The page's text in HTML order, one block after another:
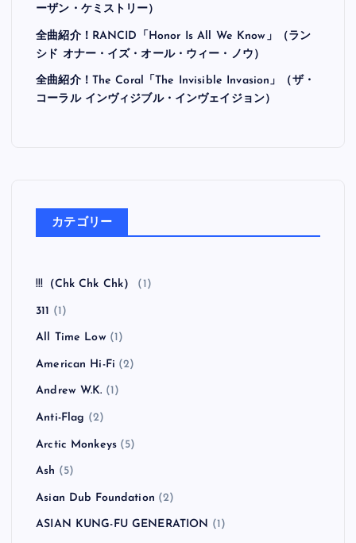
ーザン・ケミストリー）
全曲紹介！RANCID「Honor Is All We Know」（ラン
シド オナー・イズ・オール・ウィー・ノウ）
全曲紹介！The Coral「The Invisible Invasion」（ザ・
コーラル インヴィジブル・インヴェイジョン）
カテゴリー
!!!（Chk Chk Chk） (1)
311 (1)
All Time Low(1)
American Hi-Fi (2)
Andrew W.K. (1)
Anti-Flag (2)
Arctic Monkeys (5)
Ash (5)
Asian Dub Foundation (2)
ASIAN KUNG-FU GENERATION (1)